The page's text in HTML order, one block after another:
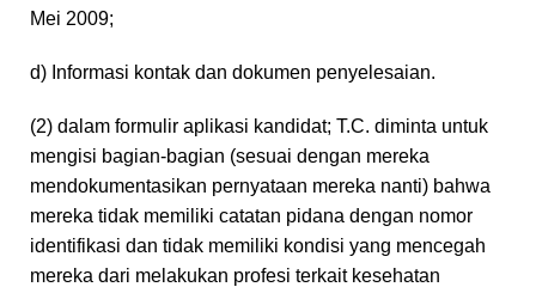
Mei 2009;
d) Informasi kontak dan dokumen penyelesaian.
(2) dalam formulir aplikasi kandidat; T.C. diminta untuk
mengisi bagian-bagian (sesuai dengan mereka
mendokumentasikan pernyataan mereka nanti) bahwa
mereka tidak memiliki catatan pidana dengan nomor
identifikasi dan tidak memiliki kondisi yang mencegah
mereka dari melakukan profesi terkait kesehatan